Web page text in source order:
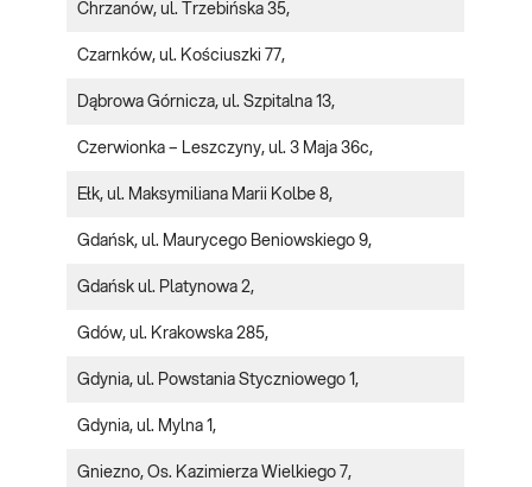
Chrzanów, ul. Trzebińska 35,
Czarnków, ul. Kościuszki 77,
Dąbrowa Górnicza, ul. Szpitalna 13,
Czerwionka – Leszczyny, ul. 3 Maja 36c,
Ełk, ul. Maksymiliana Marii Kolbe 8,
Gdańsk, ul. Maurycego Beniowskiego 9,
Gdańsk ul. Platynowa 2,
Gdów, ul. Krakowska 285,
Gdynia, ul. Powstania Styczniowego 1,
Gdynia, ul. Mylna 1,
Gniezno, Os. Kazimierza Wielkiego 7,